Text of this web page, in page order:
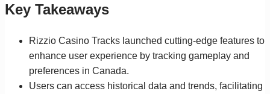
Key Takeaways
Rizzio Casino Tracks launched cutting-edge features to
enhance user experience by tracking gameplay and
preferences in Canada.
Users can access historical data and trends, facilitating